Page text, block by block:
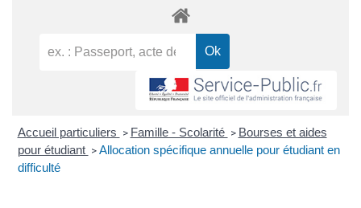
Accueil particuliers > Famille - Scolarité > Bourses et aides
pour étudiant > Allocation spécifique annuelle pour étudiant en
difficulté